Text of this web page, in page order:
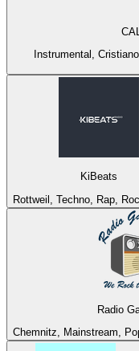
Instrumental,
KiBeats
Rottweil, Techno, Rap,
Radio
Chemnitz, Mainstream,